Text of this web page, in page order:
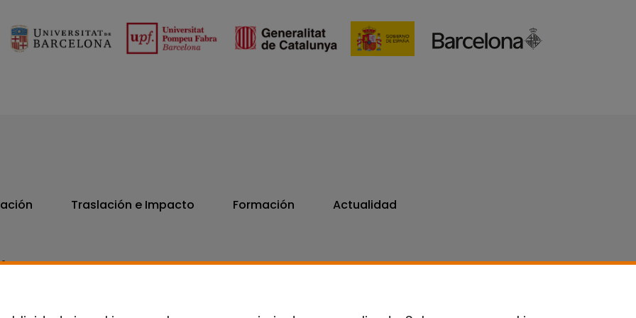
Traslación e Impacto Formación Actualidad